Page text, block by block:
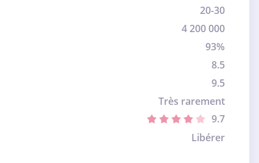
20-30
4 200 000
93%
8.5
9.5
Très rarement
9.7
Libérer